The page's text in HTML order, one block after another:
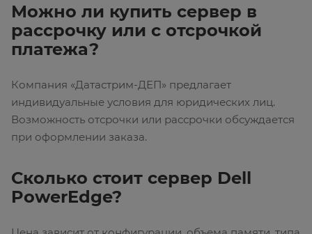
Можно ли купить сервер в
рассрочку или с отсрочкой
платежа?
Компания «Датастрим-ДЕП» предлагает
индивидуальные условия для юридических лиц.
Возможность отсрочки или рассрочки обсуждается
при оформлении заказа.
Сколько стоит сервер Dell
PowerEdge?